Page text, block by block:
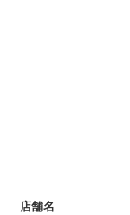
店舗名